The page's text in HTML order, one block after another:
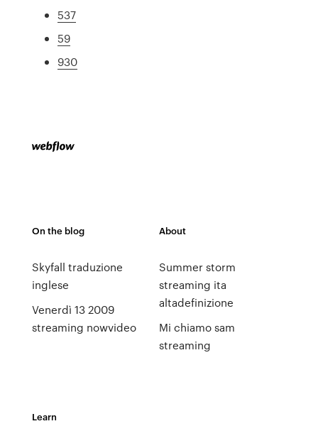
537
59
930
On the blog
Skyfall traduzione
inglese
Venerdì 13 2009
streaming nowvideo
About
Summer storm
streaming ita
altadefinizione
Mi chiamo sam
streaming
Learn